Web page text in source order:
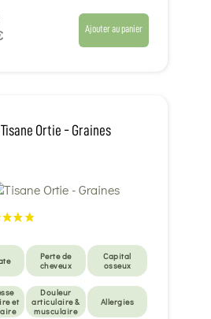
Ajouter au panier
Tisane Ortie - Graines
Perte de
cheveux
Capital
osseux
et
Douleur
articulaire &
musculaire
Allergies